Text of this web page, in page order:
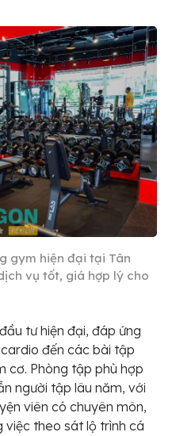
gym hiện đại tại Tân
vụ tốt, giá hợp lý cho
tư hiện đại, đáp ứng
đến các bài tập
cơ. Phòng tập phù hợp
người tập lâu năm, với
viên có chuyên môn,
theo sát lộ trình cá